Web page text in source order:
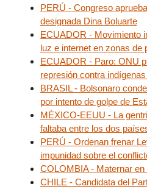
PERÚ - Congreso
designada Dina Boluarte
ECUADOR - Movimiento
luz e internet en zonas de
ECUADOR - Paro: ONU
represión contra
BRASIL - Bolsonaro
por intento de golpe de
MÉXICO-EEUU - La
faltaba entre los dos
PERÚ - Ordenan frenar
impunidad sobre el
COLOMBIA - Maternar en
CHILE - Candidata del